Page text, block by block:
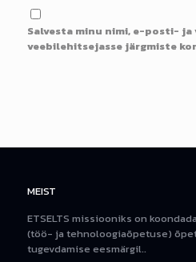
Salvesta minu nimi, e-posti- ja
veebilehitsejasse järgmiste
MEIST
ETSELTS missiooniks on
(töö- ja tehnoloogiaõpetuse)
tugevdamise eesmärgil..